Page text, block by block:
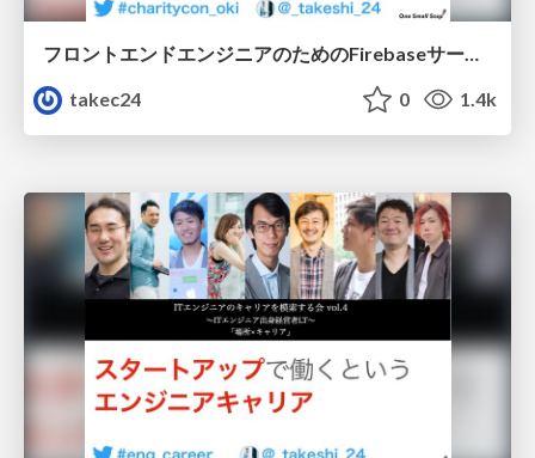
フロントエンドエンジニアのためのFirebaseサーバーレス開発徹底解説
takec24
0 1.4k